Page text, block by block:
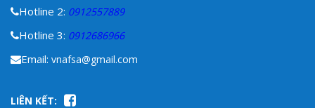
Hotline 2: 0912557889
Hotline 3: 0912686966
Email: vnafsa@gmail.com
LIÊN KẾT: